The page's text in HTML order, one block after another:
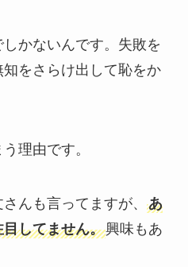
かないんです。失敗を
をさらけ出して恥をか
理由です。
んも言ってますが、 あ
してません。興味もあ